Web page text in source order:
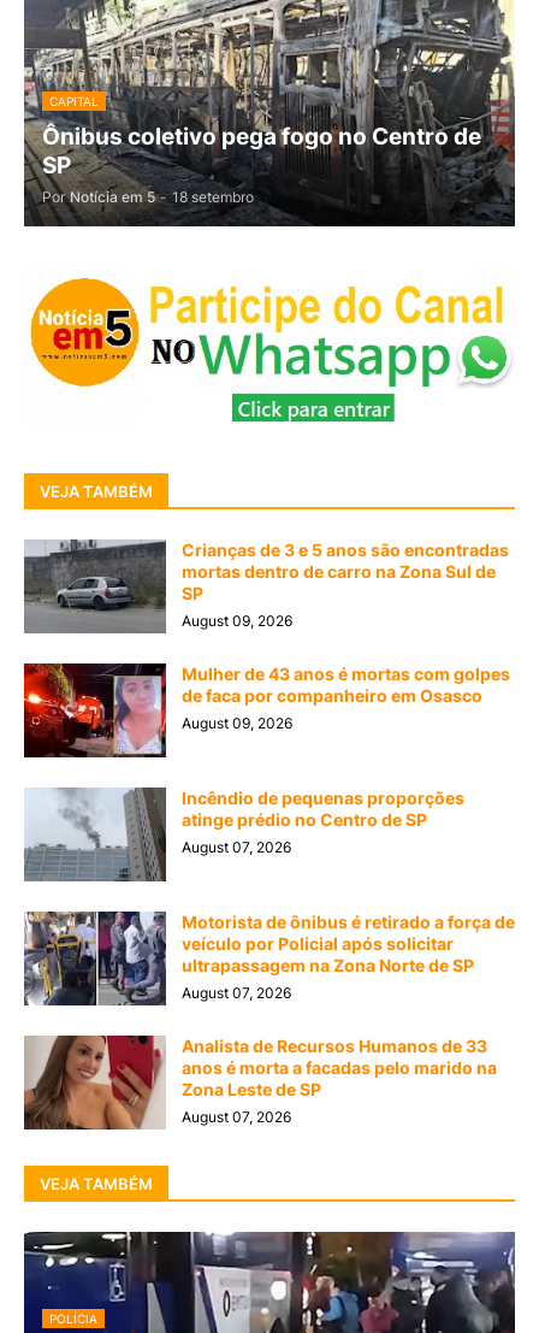
CAPITAL
Ônibus coletivo pega fogo no Centro de
SP
Por Notícia em 5 - 18 setembro
VEJA TAMBÉM
Crianças de 3 e 5 anos são encontradas
mortas dentro de carro na Zona Sul de
SP
August 09, 2026
Mulher de 43 anos é mortas com golpes
de faca por companheiro em Osasco
August 09, 2026
Incêndio de pequenas proporções
atinge prédio no Centro de SP
August 07, 2026
Motorista de ônibus é retirado a força de
veículo por Policial após solicitar
ultrapassagem na Zona Norte de SP
August 07, 2026
Analista de Recursos Humanos de 33
anos é morta a facadas pelo marido na
Zona Leste de SP
August 07, 2026
VEJA TAMBÉM
POLÍCIA